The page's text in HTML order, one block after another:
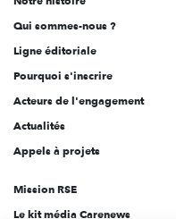
l'engagement
Qui sommes-nous ?
Ligne éditoriale
Pourquoi s'inscrire
Acteurs de l'engagement
Actualités
Appels à projets
Mission RSE
Le kit média Carenews